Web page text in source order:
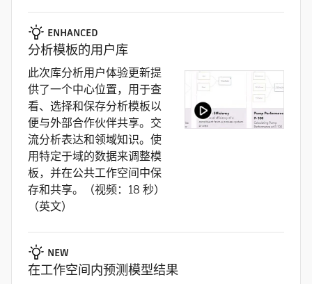
ENHANCED
分析模板的用户库
此次库分析用户体验更新提
供了一个中心位置，用于查
看、选择和保存分析模板以
便与外部合作伙伴共享。交
流分析表达和领域知识。使
用特定于域的数据来调整模
板，并在公共工作空间中保
存和共享。（视频：18 秒）
（英文）
NEW
在工作空间内预测模型结果